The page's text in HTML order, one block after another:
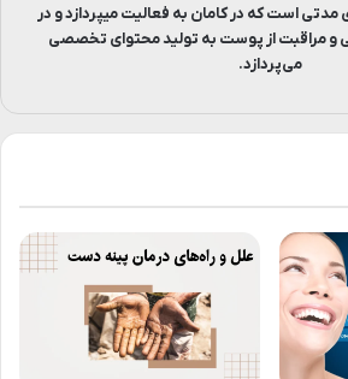
است که در کامان به فعالیت میپردازد و در
و مراقبت از پوست به تولید محتوای تخصصی
می‌پردازد.